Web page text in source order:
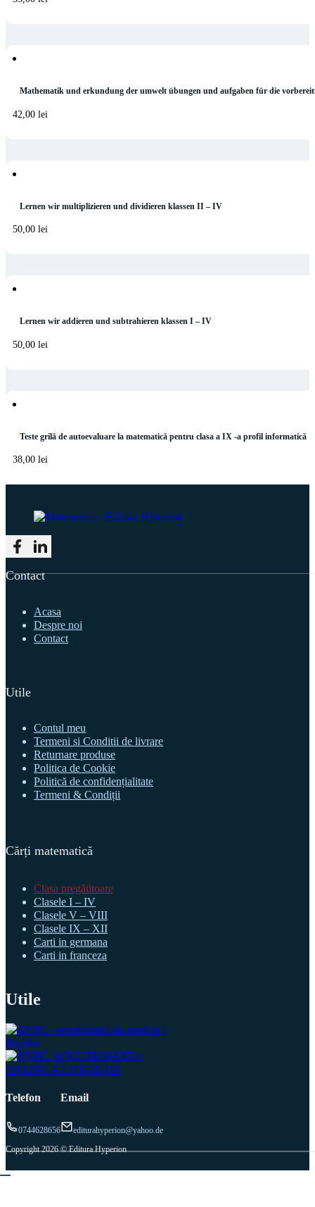
Mathematik und erkundung der umwelt übungen und aufgaben für die
42,00 lei
Lernen wir multiplizieren und dividieren klassen II – IV
50,00 lei
Lernen wir addieren und subtrahieren klassen I – IV
50,00 lei
Teste grilă de autoevaluare la matematică pentru clasa a IX -a profil informatică
38,00 lei
Follow me on Facebook
Follow me on LinkedIn
Contact
Acasa
Despre noi
Contact
Utile
Contul meu
Termeni si Conditii de livrare
Returnare produse
Politica de Cookie
Politică de confidențialitate
Termeni & Condiții
Cărți matematică
Clasa pregătitoare
Clasele I – IV
Clasele V – VIII
Clasele IX – XII
Carti in germana
Carti in franceza
Utile
Telefon
0744628656
Email
editurahyperion@yahoo.de
Copyright 2026 © Editura Hyperion